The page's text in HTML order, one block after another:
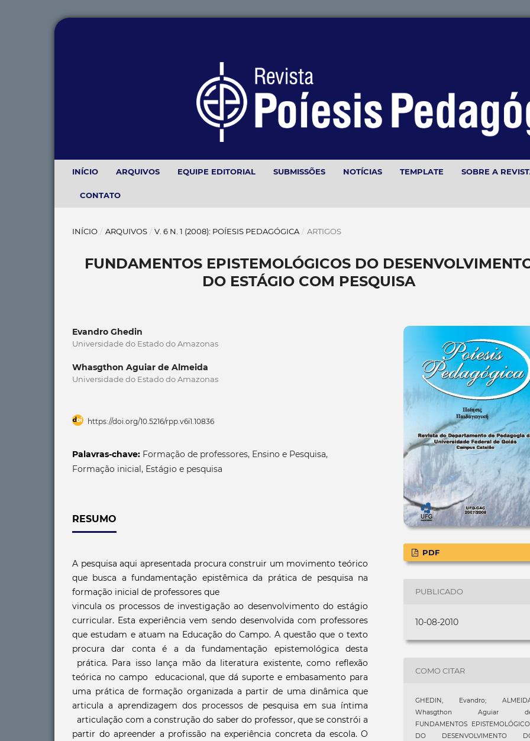
INÍCIO ARQUIVOS EQUIPE EDITORIAL SUBMISSÕES NOTÍCIAS TEMPLATE SOBRE A
CONTATO
INÍCIO / ARQUIVOS / V. 6 N. 1 (2008): POÍESIS PEDAGÓGICA / ARTIGOS
FUNDAMENTOS EPISTEMOLÓGICOS DO
DO ESTÁGIO COM PESQUISA
Evandro Ghedin
Universidade do Estado do Amazonas
Whasgthon Aguiar de Almeida
Universidade do Estado do Amazonas
https://doi.org/10.5216/rpp.v6i1.10836
Palavras-chave: Formação de professores, Ensino e Pesquisa,
Formação inicial, Estágio e pesquisa
RESUMO
A pesquisa aqui apresentada procura construir um movimento teórico
que busca a fundamentação epistêmica da prática de pesquisa na
formação inicial de professores que
vincula os processos de investigação ao desenvolvimento do estágio
curricular. Esta experiência vem sendo desenvolvida com professores
que estudam e atuam na Educação do Campo. A questão que o texto
procura dar conta é a da fundamentação epistemológica desta
prática. Para isso lança mão da literatura existente, como reflexão
teórica no campo educacional, que dá suporte e embasamento para
uma prática de formação organizada a partir de uma dinâmica que
articula a aprendizagem dos processos de pesquisa em sua íntima
articulação com a construção do saber do professor, que se constrói a
partir do apreender a profissão na experiência concreta da escola. O
PDF
PUBLICADO
10-08-2010
COMO CITAR
GHEDIN, Evandro;
Whasgthon Aguiar
FUNDAMENTOS
DO DESENVOLVIMENTO